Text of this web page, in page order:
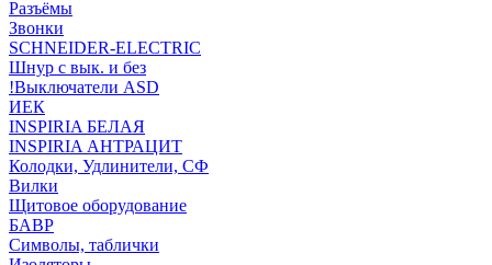
Разъёмы
Звонки
SCHNEIDER-ELECTRIC
Шнур с вык. и без
!Выключатели ASD
ИЕК
INSPIRIA БЕЛАЯ
INSPIRIA АНТРАЦИТ
Колодки, Удлинители, СФ
Вилки
Щитовое оборудование
БАВР
Символы, таблички